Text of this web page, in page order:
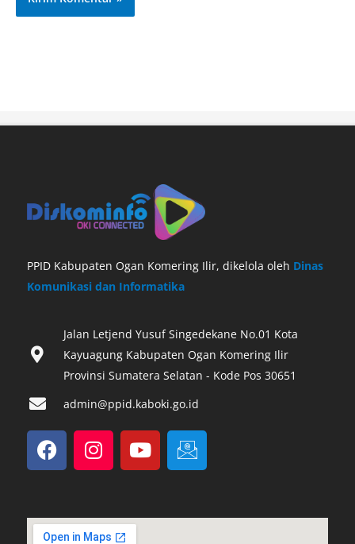
PPID Kabupaten Ogan Komering Ilir, dikelola oleh Dinas
Komunikasi dan Informatika
Jalan Letjend Yusuf Singedekane No.01 Kota
Kayuagung Kabupaten Ogan Komering Ilir
Provinsi Sumatera Selatan - Kode Pos 30651‎
admin@ppid.kaboki.go.id
F
a
c
b
o
I
n
s
a
g
Y
o
u
u
I
c
o
-